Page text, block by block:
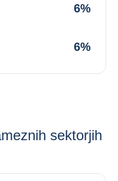
6%
6%
sektorjih